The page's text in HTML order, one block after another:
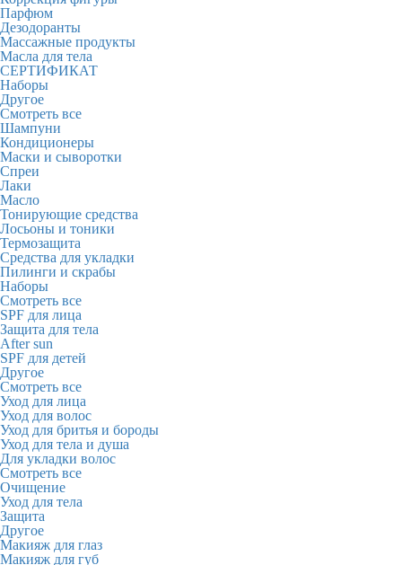
Парфюм
Дезодоранты
Массажные продукты
Масла для тела
СЕРТИФИКАТ
Наборы
Другое
Смотреть все
Шампуни
Кондиционеры
Маски и сыворотки
Спреи
Лаки
Масло
Тонирующие средства
Лосьоны и тоники
Термозащита
Средства для укладки
Пилинги и скрабы
Наборы
Смотреть все
SPF для лица
Защита для тела
After sun
SPF для детей
Другое
Смотреть все
Уход для лица
Уход для волос
Уход для бритья и бороды
Уход для тела и душа
Для укладки волос
Смотреть все
Очищение
Уход для тела
Защита
Другое
Макияж для глаз
Макияж для губ